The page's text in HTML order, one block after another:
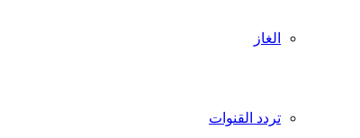
الغاز
تردد القنوات